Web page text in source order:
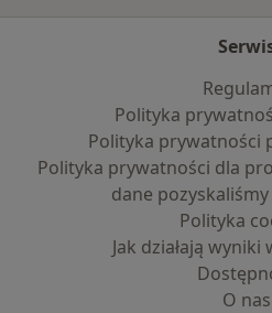
Polityka
Polityka prywatności
Polityka prywatności dla
dane
Polityka
Jak działają
O nas